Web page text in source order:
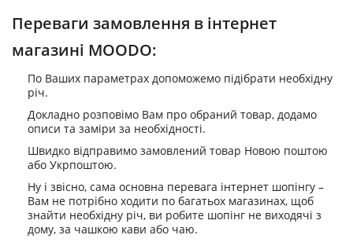
Переваги замовлення в інтернет
магазині MOODO:
По Ваших параметрах допоможемо підібрати необхідну
річ.
Докладно розповімо Вам про обраний товар, додамо
описи та заміри за необхідності.
Швидко відправимо замовлений товар Новою поштою
або Укрпоштою.
Ну і звісно, сама основна перевага інтернет шопінгу –
Вам не потрібно ходити по багатьох магазинах, щоб
знайти необхідну річ, ви робите шопінг не виходячі з
дому, за чашкою кави або чаю.